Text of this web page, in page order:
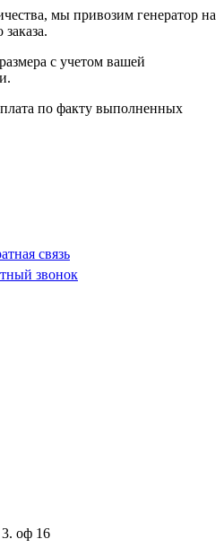
мы привозим генератор на
с учетом вашей
по факту выполненных
связь
звонок
оф 16